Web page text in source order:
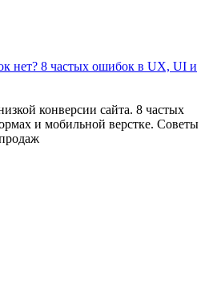
нет? 8 частых ошибок в UX, UI и
конверсии сайта. 8 частых
и мобильной верстке. Советы